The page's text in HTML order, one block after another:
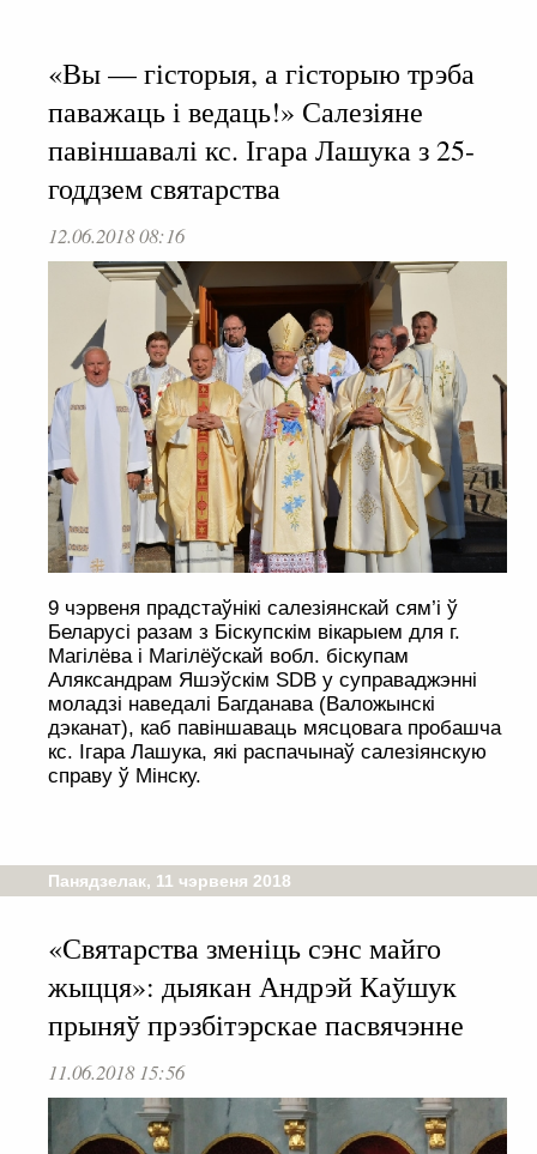
«Вы — гісторыя, а гісторыю трэба
паважаць і ведаць!» Салезіяне
павіншавалі кс. Ігара Лашука з 25-
годдзем святарства
12.06.2018 08:16
9 чэрвеня прадстаўнікі салезіянскай сям’і ў
Беларусі разам з Біскупскім вікарыем для г.
Магілёва і Магілёўскай вобл. біскупам
Аляксандрам Яшэўскім SDB у суправаджэнні
моладзі наведалі Багданава (Валожынскі
дэканат), каб павіншаваць мясцовага пробашча
кс. Ігара Лашука, які распачынаў салезіянскую
справу ў Мінску.
Панядзелак, 11 чэрвеня 2018
«Святарства зменіць сэнс майго
жыцця»: дыякан Андрэй Каўшук
прыняў прэзбітэрскае пасвячэнне
11.06.2018 15:56